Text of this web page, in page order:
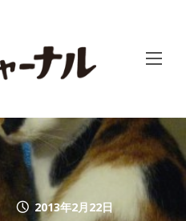
2013年2月22日